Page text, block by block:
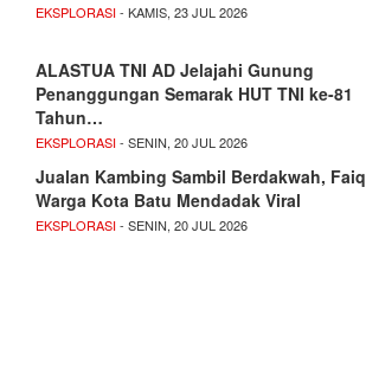
EKSPLORASI- KAMIS, 23 JUL 2026
ALASTUA TNI AD Jelajahi Gunung
Penanggungan Semarak HUT TNI ke-81
Tahun…
EKSPLORASI- SENIN, 20 JUL 2026
Jualan Kambing Sambil Berdakwah, Faiq
Warga Kota Batu Mendadak Viral
EKSPLORASI- SENIN, 20 JUL 2026